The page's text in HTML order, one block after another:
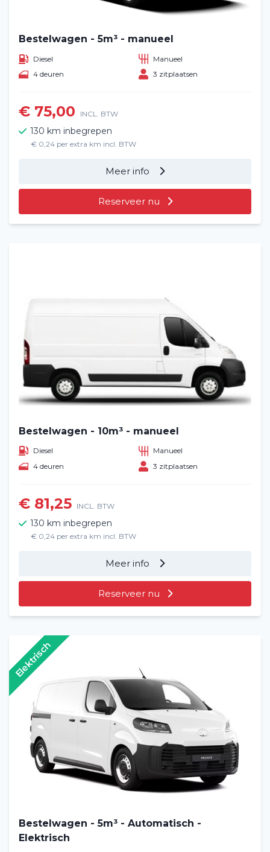
Bestelwagen - 5m³ - manueel
Diesel
Manueel
4 deuren
3 zitplaatsen
€ 75,00 INCL. BTW
130 km inbegrepen
€ 0,24 per extra km incl. BTW
Meer info
Reserveer nu
Bestelwagen - 10m³ - manueel
Diesel
Manueel
4 deuren
3 zitplaatsen
€ 81,25 INCL. BTW
130 km inbegrepen
€ 0,24 per extra km incl. BTW
Meer info
Reserveer nu
Bestelwagen - 5m³ - Automatisch -
Elektrisch
Elektrisch